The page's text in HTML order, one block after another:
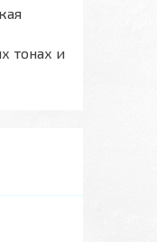
тонах и